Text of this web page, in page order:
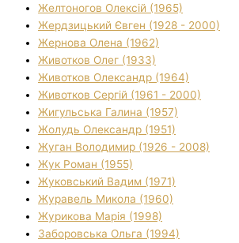
Желтоногов Олексій (1965)
Жердзицький Євген (1928 - 2000)
Жернова Олена (1962)
Животков Олег (1933)
Животков Олександр (1964)
Животков Сергій (1961 - 2000)
Жигульська Галина (1957)
Жолудь Олександр (1951)
Жуган Володимир (1926 - 2008)
Жук Роман (1955)
Жуковський Вадим (1971)
Журавель Микола (1960)
Журикова Марія (1998)
Заборовська Ольга (1994)